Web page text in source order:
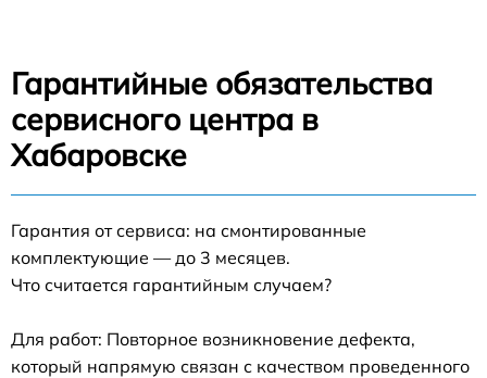
Гарантийные обязательства
сервисного центра в
Хабаровске
Гарантия от сервиса: на смонтированные
комплектующие — до 3 месяцев.
Что считается гарантийным случаем?
Для работ: Повторное возникновение дефекта,
который напрямую связан с качеством проведенного